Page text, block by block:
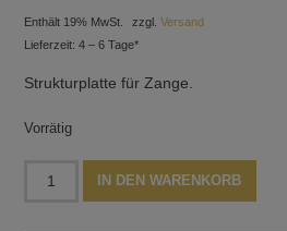
Enthält 19% MwSt. zzgl.Versand
Lieferzeit: 4 – 6 Tage*
Strukturplatte für Zange.
Vorrätig
Strukturplatte
IN DEN WARENKORB